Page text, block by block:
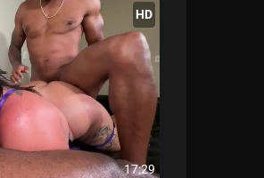
HD
17:29